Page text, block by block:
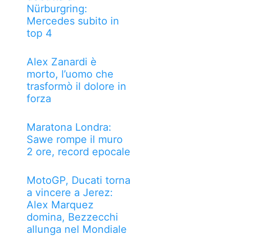
Nürburgring:
Mercedes subito in
top 4
Alex Zanardi è
morto, l’uomo che
trasformò il dolore in
forza
Maratona Londra:
Sawe rompe il muro
2 ore, record epocale
MotoGP, Ducati torna
a vincere a Jerez:
Alex Marquez
domina, Bezzecchi
allunga nel Mondiale